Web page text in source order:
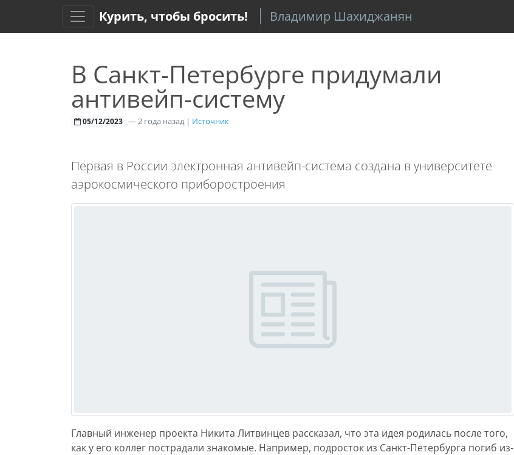
Курить, чтобы бросить! Владимир Шахиджанян
В Санкт-Петербурге придумали
антивейп-систему
05/12/2023 —2 года назад | Источник
Первая в России электронная антивейп-система создана в университете
аэрокосмического приборостроения
Главный инженер проекта Никита Литвинцев рассказал, что эта идея родилась после того,
как у его коллег пострадали знакомые. Например, подросток из Санкт-Петербурга погиб из-